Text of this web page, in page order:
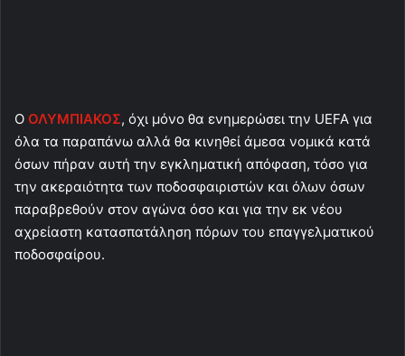
Ο ΟΛΥΜΠΙΑΚΟΣ, όχι μόνο θα ενημερώσει την UEFA για
όλα τα παραπάνω αλλά θα κινηθεί άμεσα νομικά κατά
όσων πήραν αυτή την εγκληματική απόφαση, τόσο για
την ακεραιότητα των ποδοσφαιριστών και όλων όσων
παραβρεθούν στον αγώνα όσο και για την εκ νέου
αχρείαστη κατασπατάληση πόρων του επαγγελματικού
ποδοσφαίρου.